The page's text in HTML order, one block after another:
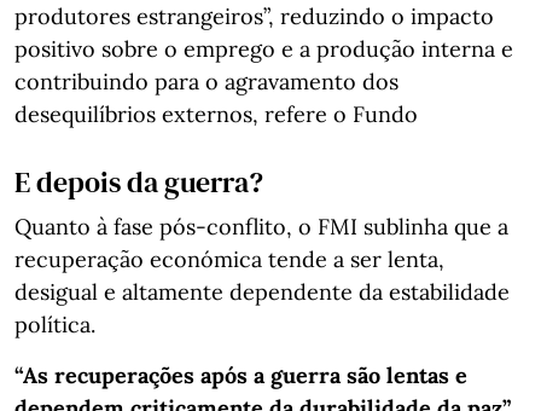
produtores estrangeiros”, reduzindo o impacto
positivo sobre o emprego e a produção interna e
contribuindo para o agravamento dos
desequilíbrios externos, refere o Fundo
E depois da guerra?
Quanto à fase pós-conflito, o FMI sublinha que a
recuperação económica tende a ser lenta,
desigual e altamente dependente da estabilidade
política.
“As recuperações após a guerra são lentas e